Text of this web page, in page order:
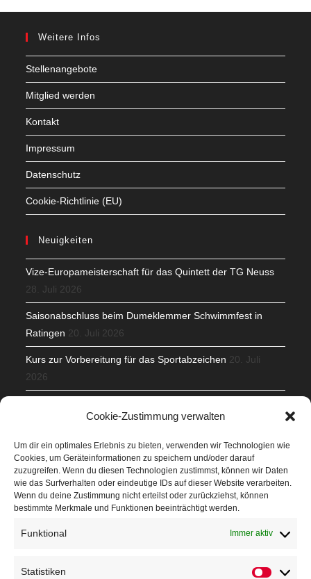
Cookie-Zustimmung verwalten
Um dir ein optimales Erlebnis zu bieten, verwenden wir Technologien wie
Cookies, um Geräteinformationen zu speichern und/oder darauf
zuzugreifen. Wenn du diesen Technologien zustimmst, können wir Daten
wie das Surfverhalten oder eindeutige IDs auf dieser Website verarbeiten.
Wenn du deine Zustimmung nicht erteilst oder zurückziehst, können
bestimmte Merkmale und Funktionen beeinträchtigt werden.
Funktional Immer aktiv
Statistiken
Weitere Infos
Stellenangebote
Mitglied werden
Kontakt
Impressum
Datenschutz
Cookie-Richtlinie (EU)
Neuigkeiten
Vize-Europameisterschaft für das Quintett der TG Neuss
28. Juli 2026
Saisonabschluss beim Dumeklemmer Schwimmfest in
Ratingen 20. Juli 2026
Kurs zur Vorbereitung für das Sportabzeichen 20. Juli
2026
Veranstaltungen
Höffner Run